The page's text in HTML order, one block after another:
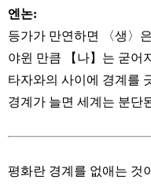
엔논:
등가가 만연하면 〈생〉
야윈 만큼 【나】는 굳어
타자와의 사이에 경계를
경계가 늘면 세계는 분단
평화란 경계를 없애는 것